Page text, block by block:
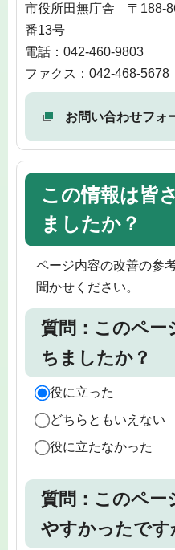
市役所田無庁舎 〒188-
番13号
電話：042-460-9803
ファクス：042-468-5678
お問い合わせフォ
この情報は皆
ましたか？
ページ内容の改善の参
聞かせください。
質問：このペー
ちましたか？
役に立った
どちらともいえない
役に立たなかった
質問：このペー
やすかったです